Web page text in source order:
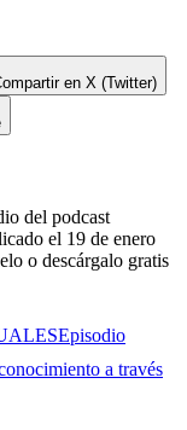
en X (Twitter)
del podcast
el 19 de enero
o descárgalo gratis
Episodio
a través